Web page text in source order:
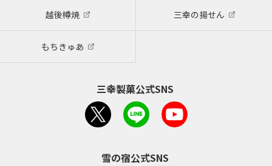
越後樽焼 三幸の揚せん
もちきゅあ
三幸製菓公式SNS
雪の宿公式SNS